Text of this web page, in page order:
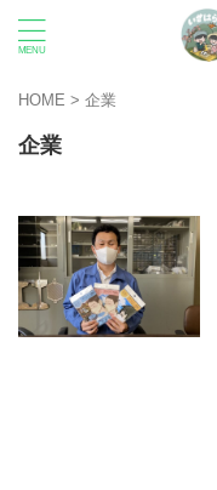
HOME > 企業
企業